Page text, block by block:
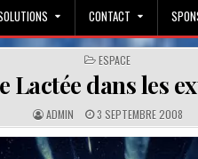
CONTACT
POSTED
IN
ESPACE
Lactée dans les
A
U
T
H
O
ADMIN P
U
B
L
3 SEPTEMBRE 2008